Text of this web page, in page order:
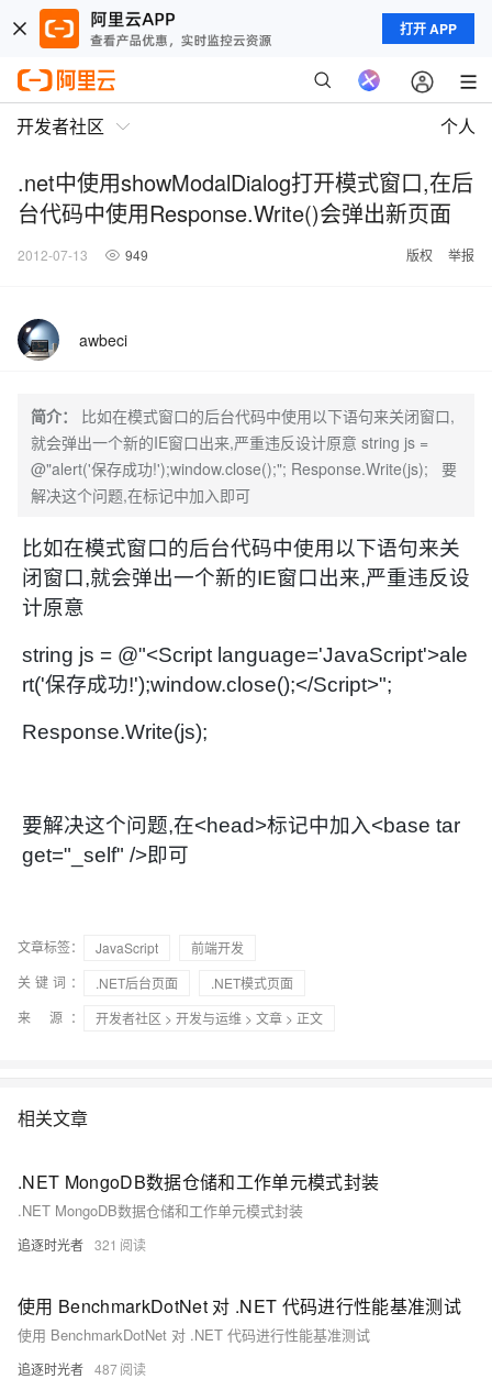
打开 APP
开发者社区 个人
.net中使用showModalDialog打开模式窗口,在后
台代码中使用Response.Write()会弹出新页面
2012-07-13 949 版权 举报
awbeci
简介：
比如在模式窗口的后台代码中使用以下语句来关闭窗口,
就会弹出一个新的IE窗口出来,严重违反设计原意 string js =
@"alert('保存成功!');window.close();"; Response.Write(js); 要
解决这个问题,在标记中加入即可
比如在模式窗口的后台代码中使用以下语句来关
闭窗口,就会弹出一个新的IE窗口出来,严重违反设
计原意
string js = @"<Script language='JavaScript'>ale
rt('保存成功!');window.close();</Script>";
Response.Write(js);
要解决这个问题,在<head>标记中加入<base tar
get="_self" />即可
文章标签： JavaScript
前端开发
关键词：
.NET后台页面
.NET模式页面
来 源：
开发者社区 > 开发与运维 > 文章 > 正文
相关文章
.NET MongoDB数据仓储和工作单元模式封装
.NET MongoDB数据仓储和工作单元模式封装
追逐时光者 321
使用 BenchmarkDotNet 对 .NET 代码进行性能基准测试
使用 BenchmarkDotNet 对 .NET 代码进行性能基准测试
追逐时光者 487